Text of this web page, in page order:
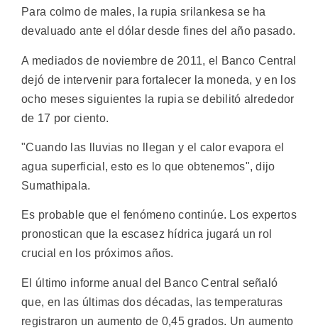
Para colmo de males, la rupia srilankesa se ha
devaluado ante el dólar desde fines del año pasado.
A mediados de noviembre de 2011, el Banco Central
dejó de intervenir para fortalecer la moneda, y en los
ocho meses siguientes la rupia se debilitó alrededor
de 17 por ciento.
"Cuando las lluvias no llegan y el calor evapora el
agua superficial, esto es lo que obtenemos", dijo
Sumathipala.
Es probable que el fenómeno continúe. Los expertos
pronostican que la escasez hídrica jugará un rol
crucial en los próximos años.
El último informe anual del Banco Central señaló
que, en las últimas dos décadas, las temperaturas
registraron un aumento de 0,45 grados. Un aumento